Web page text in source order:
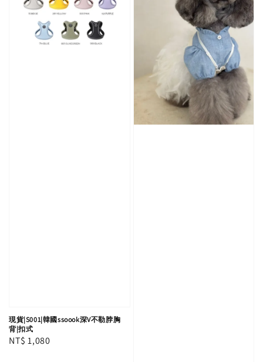
現貨|S001|韓國ssoook深V不勒脖胸
背|扣式
Regular
NT$ 1,080